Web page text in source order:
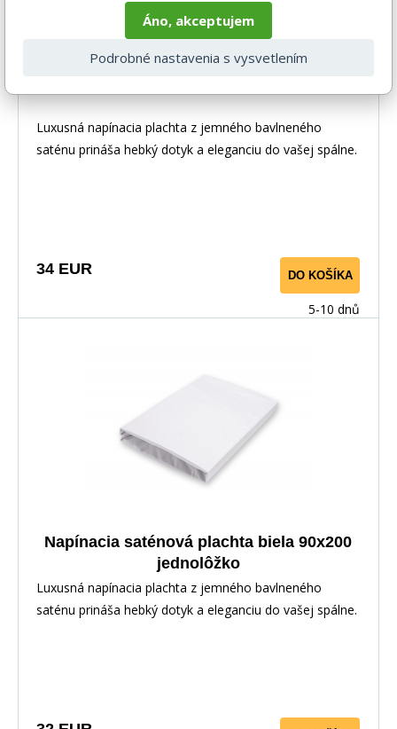
Luxusná napínacia plachta z jemného bavlneného
saténu prináša hebký dotyk a eleganciu do vašej spálne.
34 EUR DO KOŠÍKA
5-10 dnů
Napínacia saténová plachta biela 90x200
jednolôžko
Luxusná napínacia plachta z jemného bavlneného
saténu prináša hebký dotyk a eleganciu do vašej spálne.
Áno, akceptujem
Podrobné nastavenia s vysvetlením